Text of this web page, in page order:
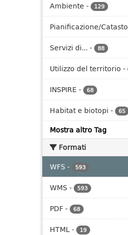
Ambiente - 129
Pianificazione/Catasto
Servizi di... - 88
Utilizzo del territorio -
INSPIRE - 68
Habitat e biotopi - 65
Mostra altro Tag
Formati
WFS - 593
WMS - 593
PDF- 68
HTML- 19